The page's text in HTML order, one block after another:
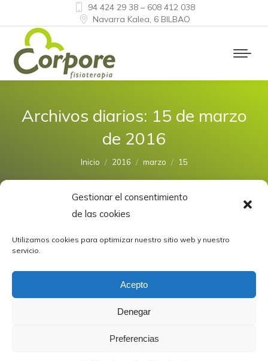
Gestionar el consentimiento
de las cookies
Utilizamos cookies para optimizar nuestro sitio web y nuestro
servicio.
Acepto
Denegar
Preferencias
94 424 29 38 – 608 412 038
Navarra Kalea, 6 BILBAO
Archivos diarios: 15 de marzo
de 2016
Estás aquí:
Inicio 2016 marzo 15
Corpore fisioterapia
15 de marzo de 2016
Recuerdas la última vez que te hiciste
esta pregunta? En la consulta de un